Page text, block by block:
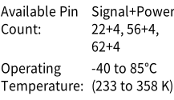
Available Pin
Count:
22+4, 56+4,
62+4
Operating
Temperature:
-40 to 85℃
(233 to 358 K)